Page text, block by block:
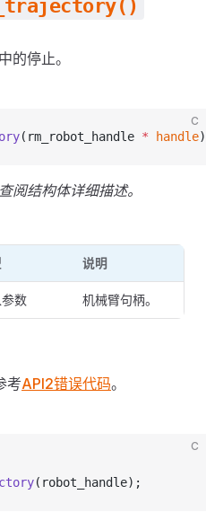
的停止。
C
(rm_robot_handle * handle)
查阅结构体详细描述。
说明
数 机械臂句柄。
考API2错误代码。
C
(robot_handle);